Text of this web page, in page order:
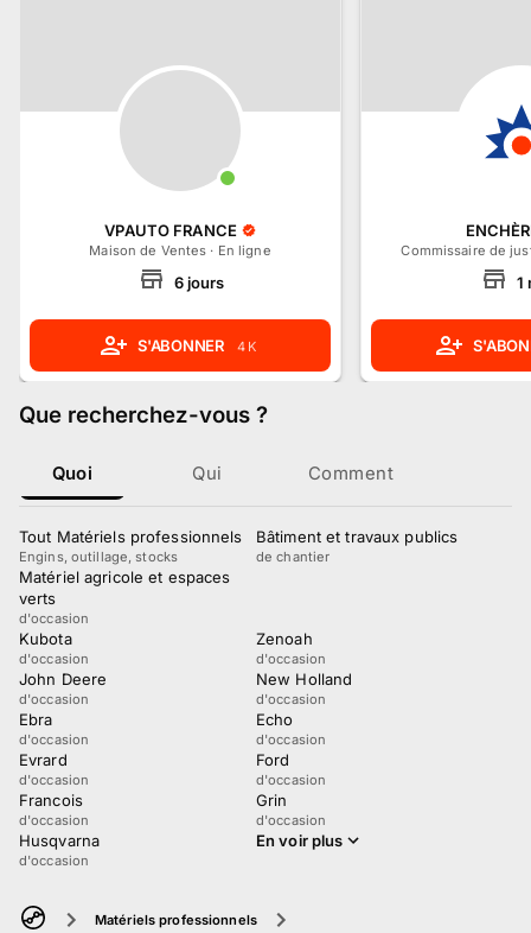
VPAUTO FRANCE
Maison de Ventes · En ligne
6 jours
S'ABONNER 4 K
Commissaire de
1
Que recherchez-vous ?
Quoi Qui Comment
Tout Matériels professionnels
Engins, outillage, stocks
Bâtiment et travaux publics
de chantier
Matériel agricole et espaces
verts
d'occasion
Kubota
d'occasion
Zenoah
d'occasion
John Deere
d'occasion
New Holland
d'occasion
Ebra
d'occasion
Echo
d'occasion
Evrard
d'occasion
Ford
d'occasion
Francois
d'occasion
Grin
d'occasion
Husqvarna
d'occasion
En voir plus
Matériels professionnels